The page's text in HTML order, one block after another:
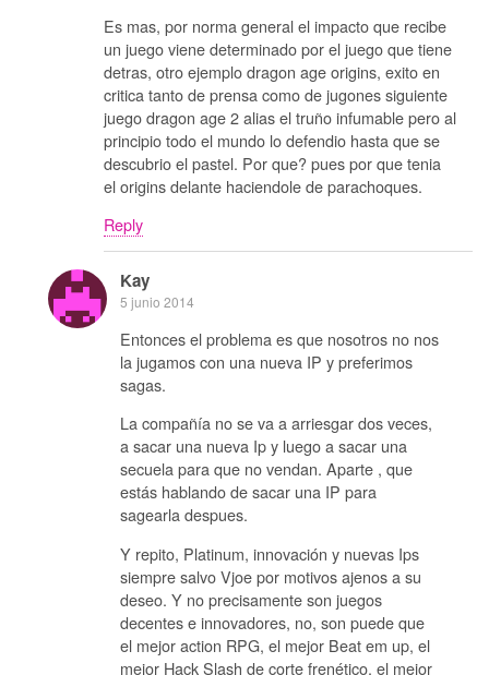
Es mas, por norma general el impacto que recibe
un juego viene determinado por el juego que tiene
detras, otro ejemplo dragon age origins, exito en
critica tanto de prensa como de jugones siguiente
juego dragon age 2 alias el truño infumable pero al
principio todo el mundo lo defendio hasta que se
descubrio el pastel. Por que? pues por que tenia
el origins delante haciendole de parachoques.
Reply
Kay
5 junio 2014
Entonces el problema es que nosotros no nos
la jugamos con una nueva IP y preferimos
sagas.
La compañía no se va a arriesgar dos veces,
a sacar una nueva Ip y luego a sacar una
secuela para que no vendan. Aparte , que
estás hablando de sacar una IP para
sagearla despues.
Y repito, Platinum, innovación y nuevas Ips
siempre salvo Vjoe por motivos ajenos a su
deseo. Y no precisamente son juegos
decentes e innovadores, no, son puede que
el mejor action RPG, el mejor Beat em up, el
mejor Hack Slash de corte frenético, el mejor